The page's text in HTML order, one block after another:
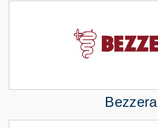
Bezzera